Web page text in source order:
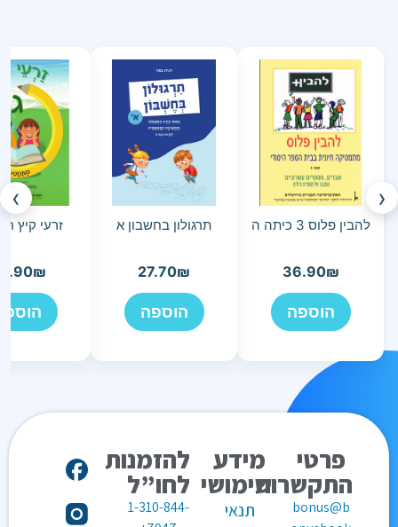
‹
להבין פלוס 3 כיתה ה
36.90₪
הוספה
תרגולון בחשבון א
27.70₪
הוספה
זרעי קיץ
₪
›
פרטי
התקשרות
bonus@b
מידע
שימושי
תנאי
להזמנות
לחו”ל
1-310-844-